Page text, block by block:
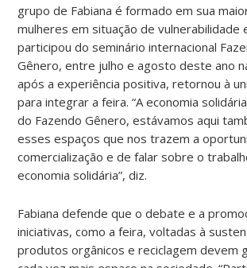
grupo de Fabiana é formado em sua
mulheres em situação de vulnerabilidade
participou do seminário internacional
Gênero, entre julho e agosto deste ano
após a experiência positiva, retornou à
para integrar a feira. “A economia
do Fazendo Gênero, estávamos aqui
esses espaços que nos trazem a
comercialização e de falar sobre o
economia solidária”, diz.
Fabiana defende que o debate e a
iniciativas, como a feira, voltadas à
produtos orgânicos e reciclagem devem